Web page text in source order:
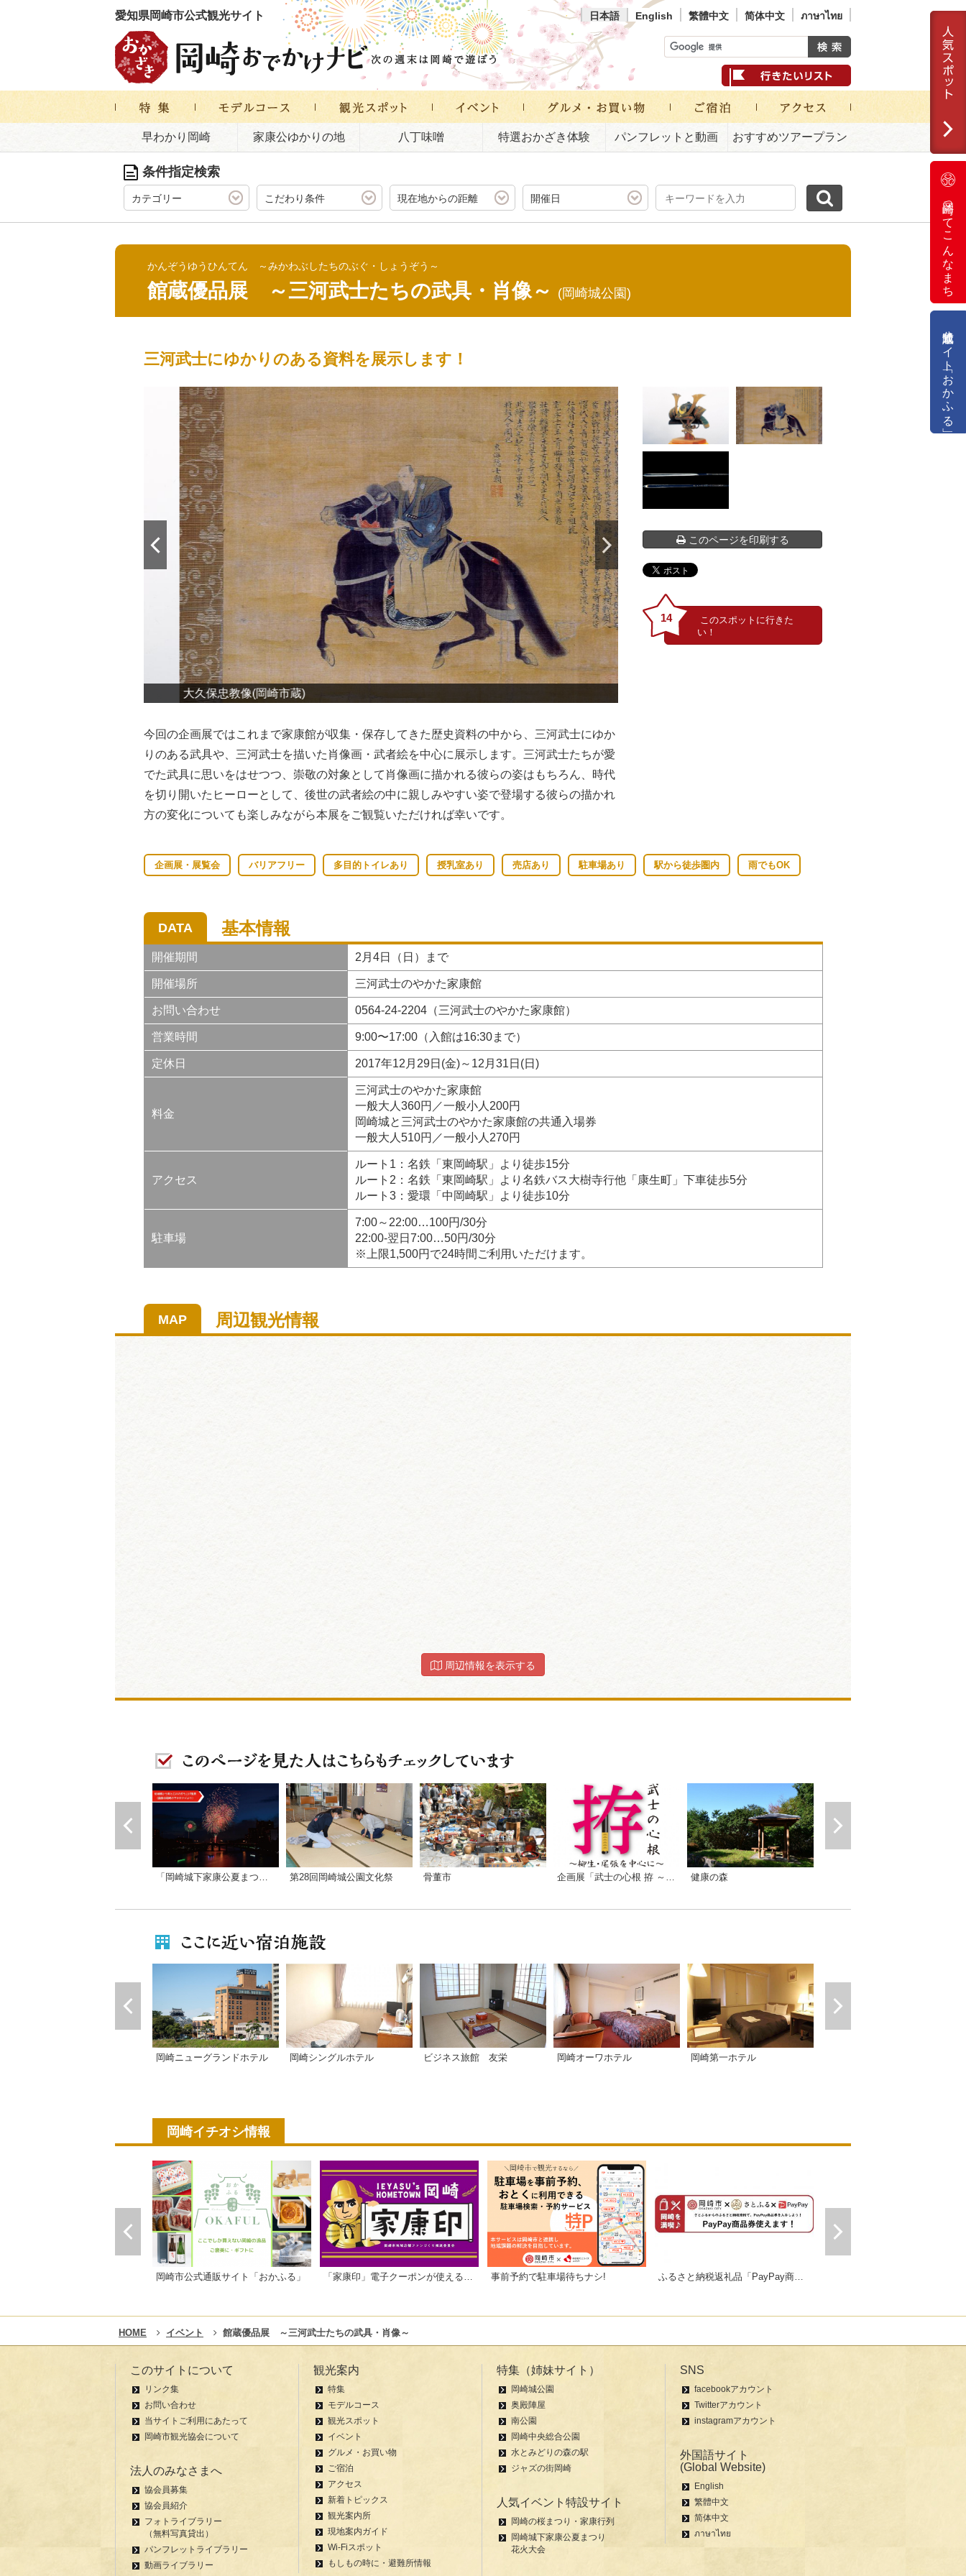
愛知県岡崎市公式観光サイト 日本語 English 繁體中文 简体中文 ภาษาไทย
早わかり岡崎 家康公ゆかりの地 八丁味噌 特選おかざき体験 パンフレットと動画 おすすめツアープラン
岡崎ってこんなまち
公式通販サイト「おかふる」
条件指定検索
カテゴリー こだわり条件 現在地からの距離 開催日
かんぞうゆうひんてん ～みかわぶしたちのぶぐ・しょうぞう～
館蔵優品展 ～三河武士たちの武具・肖像～ (岡崎城公園)
三河武士にゆかりのある資料を展示します！
大久保忠教像(岡崎市蔵)
今回の企画展ではこれまで家康館が収集・保存してきた歴史資料の中から、三河武士にゆか
りのある武具や、三河武士を描いた肖像画・武者絵を中心に展示します。三河武士たちが愛
でた武具に思いをはせつつ、崇敬の対象として肖像画に描かれる彼らの姿はもちろん、時代
を切り開いたヒーローとして、後世の武者絵の中に親しみやすい姿で登場する彼らの描かれ
方の変化についても楽しみながら本展をご観覧いただければ幸いです。
このページを印刷する
14
企画展・展覧会 バリアフリー 多目的トイレあり 授乳室あり 売店あり 駐車場あり 駅から徒歩圏内 雨でもOK
DATA 基本情報
開催期間 2月4日（日）まで
開催場所 三河武士のやかた家康館
お問い合わせ 0564-24-2204（三河武士のやかた家康館）
営業時間 9:00〜17:00（入館は16:30まで）
定休日 2017年12月29日(金)～12月31日(日)
料金
三河武士のやかた家康館
一般大人360円／一般小人200円
岡崎城と三河武士のやかた家康館の共通入場券
一般大人510円／一般小人270円
アクセス
ルート1：名鉄「東岡崎駅」より徒歩15分
ルート2：名鉄「東岡崎駅」より名鉄バス大樹寺行他「康生町」下車徒歩5分
ルート3：愛環「中岡崎駅」より徒歩10分
駐車場
7:00～22:00…100円/30分
22:00-翌日7:00…50円/30分
※上限1,500円で24時間ご利用いただけます。
MAP 周辺観光情報
周辺情報を表示する
第28回岡崎城公園文化祭 骨董市 健康の森
岡崎ニューグランドホテル 岡崎シングルホテル ビジネス旅館 友栄 岡崎オーワホテル 岡崎第一ホテル
岡崎イチオシ情報
岡崎市公式通販サイト「おかふる」 事前予約で駐車場待ちナシ!
HOME イベント 館蔵優品展 ～三河武士たちの武具・肖像～
このサイトについて
リンク集
お問い合わせ
当サイトご利用にあたって
岡崎市観光協会について
法人のみなさまへ
協会員募集
協会員紹介
フォトライブラリー
（無料写真貸出）
パンフレットライブラリー
動画ライブラリー
観光案内
特集
モデルコース
観光スポット
イベント
グルメ・お買い物
ご宿泊
アクセス
新着トピックス
観光案内所
現地案内ガイド
Wi-Fiスポット
もしもの時に・避難所情報
特集（姉妹サイト）
岡崎城公園
奥殿陣屋
南公園
岡崎中央総合公園
水とみどりの森の駅
ジャズの街岡崎
人気イベント特設サイト
岡崎の桜まつり・家康行列
岡崎城下家康公夏まつり
花火大会
SNS
facebookアカウント
Twitterアカウント
instagramアカウント
外国語サイト
(Global Website)
English
繁體中文
简体中文
ภาษาไทย